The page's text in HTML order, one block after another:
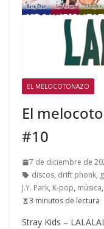
EL MELOCOTONAZO
El
#10
7 de diciembre de
discos, drift phonk,
J.Y. Park, K-pop, música,
3 minutos de lectura
Stray Kids –